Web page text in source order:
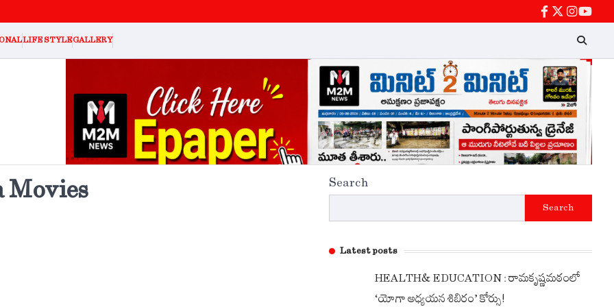
facebook
twitter
LIFE STYLEGALLERY
Movies Search
Search
Latest posts
HEALTH& EDUCATION : రామకృష్ణమఠంలో
‘యోగా అధ్యయన శిబిరం’ కోర్సు!